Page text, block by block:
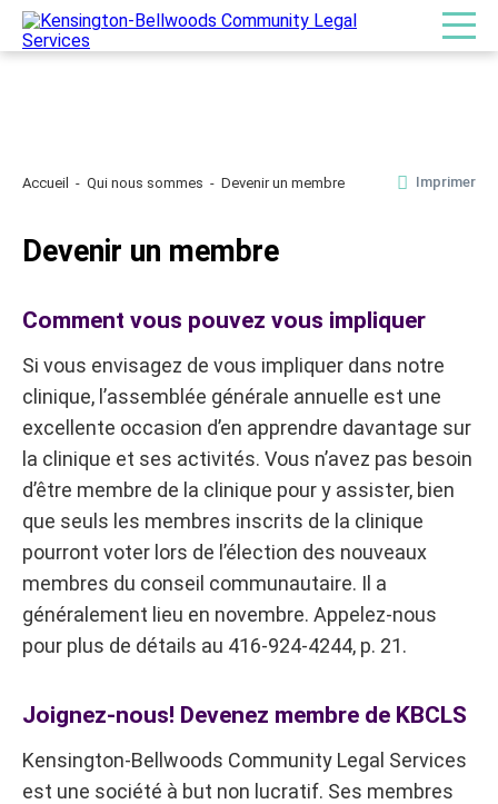
Accueil Qui nous sommes Devenir un membre Imprimer
Devenir un membre
Comment vous pouvez vous impliquer
Si vous envisagez de vous impliquer dans notre
clinique, l’assemblée générale annuelle est une
excellente occasion d’en apprendre davantage sur
la clinique et ses activités. Vous n’avez pas besoin
d’être membre de la clinique pour y assister, bien
que seuls les membres inscrits de la clinique
pourront voter lors de l’élection des nouveaux
membres du conseil communautaire. Il a
généralement lieu en novembre. Appelez-nous
pour plus de détails au 416-924-4244, p. 21.
Joignez-nous! Devenez membre de KBCLS
Kensington-Bellwoods Community Legal Services
est une société à but non lucratif. Ses membres